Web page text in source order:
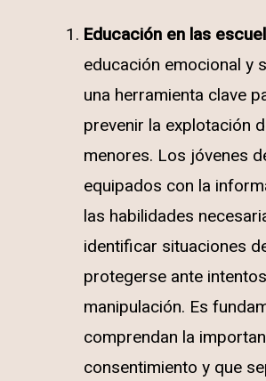
Educación en las
educación emocional y
una herramienta clave
prevenir la explotación
menores. Los jóvenes
equipados con la
las habilidades
identificar situaciones
protegerse ante
manipulación. Es
comprendan la
consentimiento y que